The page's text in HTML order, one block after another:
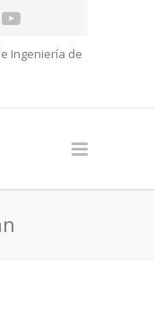
Ingeniería de